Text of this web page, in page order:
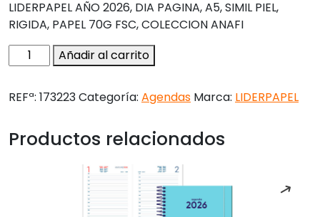
LIDERPAPEL AÑO 2026, DIA PAGINA, A5, SIMIL PIEL,
RIGIDA, PAPEL 70G FSC, COLECCION ANAFI
Agenda
encuadernada
anafi
2026
Añadir al carrito
REFª: 173223Categoría: Agendas Marca: LIDERPAPEL
Productos relacionados